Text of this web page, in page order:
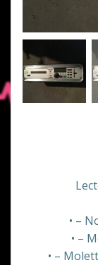
• –
• –
• –